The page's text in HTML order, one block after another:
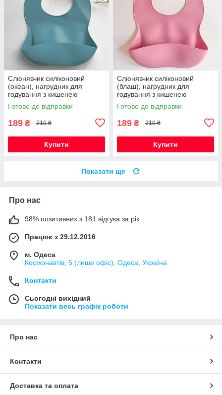
Слюнявчик силіконовий
(океан), нагрудник для
годування з кишенею
Готово до відправки
189 ₴ 210 ₴
Купити
Слюнявчик силіконовий
(блаш), нагрудник для
годування з кишенею
Готово до відправки
189 ₴ 210 ₴
Купити
Показати ще
Про нас
98% позитивних з 181 відгука за рік
Працює з 29.12.2016
м. Одеса
Космонавтів, 5 (лише офіс), Одеса, Україна
Контакти
Сьогодні вихідний
Показати весь графік роботи
Про нас
Контакти
Доставка та оплата